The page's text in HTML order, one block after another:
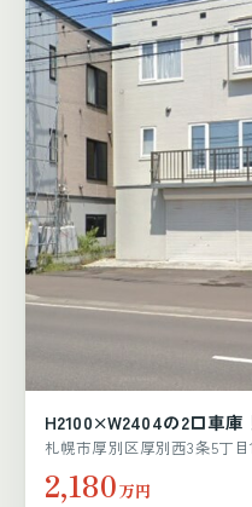
H2100×W2404の2口車庫
札幌市厚別区厚別西3条5丁目
2,180万円